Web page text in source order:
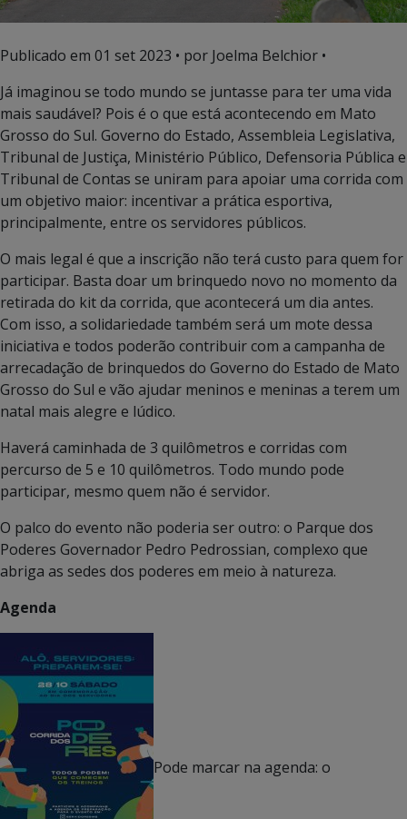
Publicado em 01 set 2023 • por Joelma Belchior •
Já imaginou se todo mundo se juntasse para ter uma vida
mais saudável? Pois é o que está acontecendo em Mato
Grosso do Sul. Governo do Estado, Assembleia Legislativa,
Tribunal de Justiça, Ministério Público, Defensoria Pública e
Tribunal de Contas se uniram para apoiar uma corrida com
um objetivo maior: incentivar a prática esportiva,
principalmente, entre os servidores públicos.
O mais legal é que a inscrição não terá custo para quem for
participar. Basta doar um brinquedo novo no momento da
retirada do kit da corrida, que acontecerá um dia antes.
Com isso, a solidariedade também será um mote dessa
iniciativa e todos poderão contribuir com a campanha de
arrecadação de brinquedos do Governo do Estado de Mato
Grosso do Sul e vão ajudar meninos e meninas a terem um
natal mais alegre e lúdico.
Haverá caminhada de 3 quilômetros e corridas com
percurso de 5 e 10 quilômetros. Todo mundo pode
participar, mesmo quem não é servidor.
O palco do evento não poderia ser outro: o Parque dos
Poderes Governador Pedro Pedrossian, complexo que
abriga as sedes dos poderes em meio à natureza.
Agenda
Pode marcar na agenda: o